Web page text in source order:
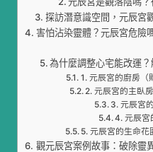
探訪潛意識空間，元辰宮
害怕沾染靈體？元辰宮危險
為什麼調整心宅能改運
1. 元辰宮的廚房（
2. 元辰宮的主臥
3. 元辰宮
4. 元辰宮
5. 元辰宮的生命花
觀元辰宮案例故事：破除靈